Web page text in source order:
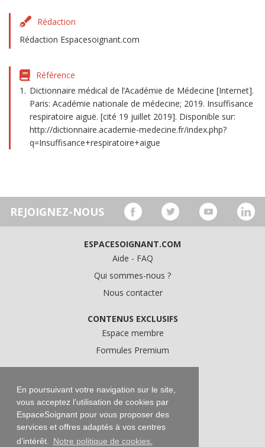
En poursuivant votre navigation sur le site,
vous acceptez l’utilisation de cookies par
EspaceSoignant pour vous proposer des
services et offres adaptés à vos centres
d’intérêt.
Notre politique de cookies.
Rédaction
Rédaction Espacesoignant.com
Référence
Dictionnaire médical de l’Académie de Médecine [Internet].
Paris: Académie nationale de médecine; 2019. Insuffisance
respiratoire aiguë. [cité 19 juillet 2019]. Disponible sur:
http://dictionnaire.academie-medecine.fr/index.php?
q=Insuffisance+respiratoire+aigue
REJOIGNEZ-NOUS
ESPACESOIGNANT.COM
Aide - FAQ
Qui sommes-nous ?
Nous contacter
CONTENUS EXCLUSIFS
Espace membre
Formules Premium
Conditions Générales d'Utilisation
Données personnelles
Conditions Générales de Vente
Mentions légales